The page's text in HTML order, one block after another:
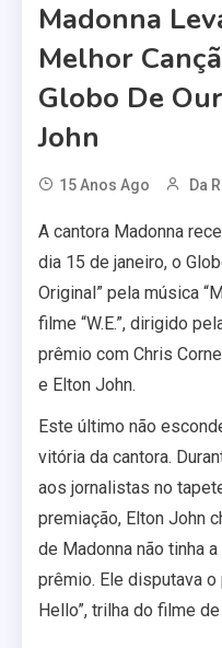
Madonna
Melhor
Globo De
John
15 Anos Ago Da
A cantora Madonna
dia 15 de janeiro, o
Original” pela música
filme “W.E.”, dirigido
prêmio com Chris
e Elton John.
Este último não
vitória da cantora.
aos jornalistas no
premiação, Elton John
de Madonna não tinha
prêmio. Ele disputava o
Hello”, trilha do filme